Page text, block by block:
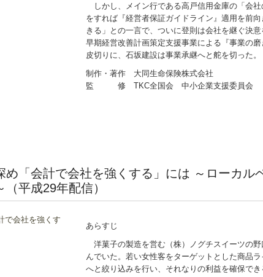
しかし、メイン行である高戸信用金庫の「会社
をすれば『経営者保証ガイドライン』適用を前
きる」との一言で、ついに登則は会社を継ぐ決意
早期経営改善計画策定支援事業による『事業の磨
皮切りに、石坂建設は事業承継へと舵を切った。
制作・著作 大同生命保険株式会社
監 修 TKC全国会 中小企業支援委員会
め「会計で会社を強くする」には ～ローカル
平成29年配信）
あらすじ
洋菓子の製造を営む（株）ノグチスイーツの野
んでいた。若い女性客をターゲットとした商品
へと絞り込みを行い、それなりの利益を確保でき